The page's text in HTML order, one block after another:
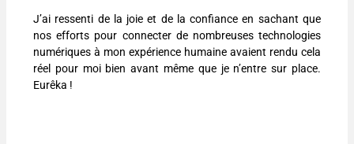
J’ai ressenti de la joie et de la confiance en sachant que
nos efforts pour connecter de nombreuses technologies
numériques à mon expérience humaine avaient rendu cela
réel pour moi bien avant même que je n’entre sur place.
Eurêka !